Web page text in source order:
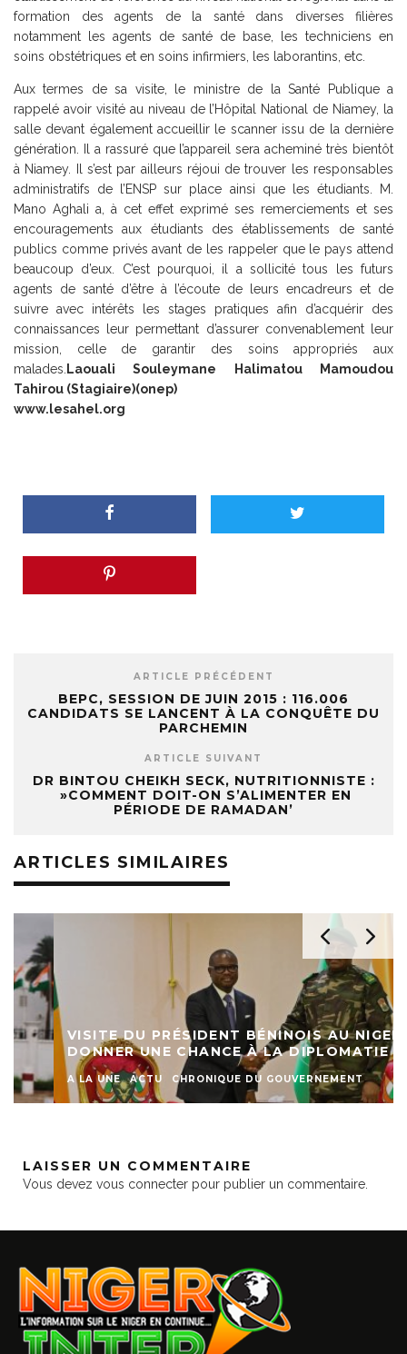
formation des agents de la santé dans diverses filières
notamment les agents de santé de base, les techniciens en
soins obstétriques et en soins infirmiers, les laborantins, etc.
Aux termes de sa visite, le ministre de la Santé Publique a
rappelé avoir visité au niveau de l’Hôpital National de Niamey, la
salle devant également accueillir le scanner issu de la dernière
génération. Il a rassuré que l’appareil sera acheminé très bientôt
à Niamey. Il s’est par ailleurs réjoui de trouver les responsables
administratifs de l’ENSP sur place ainsi que les étudiants. M.
Mano Aghali a, à cet effet exprimé ses remerciements et ses
encouragements aux étudiants des établissements de santé
publics comme privés avant de les rappeler que le pays attend
beaucoup d’eux. C’est pourquoi, il a sollicité tous les futurs
agents de santé d’être à l’écoute de leurs encadreurs et de
suivre avec intérêts les stages pratiques afin d’acquérir des
connaissances leur permettant d’assurer convenablement leur
mission, celle de garantir des soins appropriés aux
malades. Laouali Souleymane Halimatou Mamoudou
Tahirou (Stagiaire)(onep)
www.lesahel.org
ARTICLE PRÉCÉDENT
BEPC, SESSION DE JUIN 2015 : 116.006
CANDIDATS SE LANCENT À LA CONQUÊTE DU
PARCHEMIN
ARTICLE SUIVANT
DR BINTOU CHEIKH SECK, NUTRITIONNISTE :
»COMMENT DOIT-ON S’ALIMENTER EN
PÉRIODE DE RAMADAN’
ARTICLES SIMILAIRES
VISITE DU PRÉSIDENT BÉNINOIS AU NIGER :
DONNER UNE CHANCE À LA DIPLOMATIE
A LA UNE ACTU CHRONIQUE DU GOUVERNEMENT
LAISSER UN COMMENTAIRE
Vous devez vous connecter pour publier un commentaire.